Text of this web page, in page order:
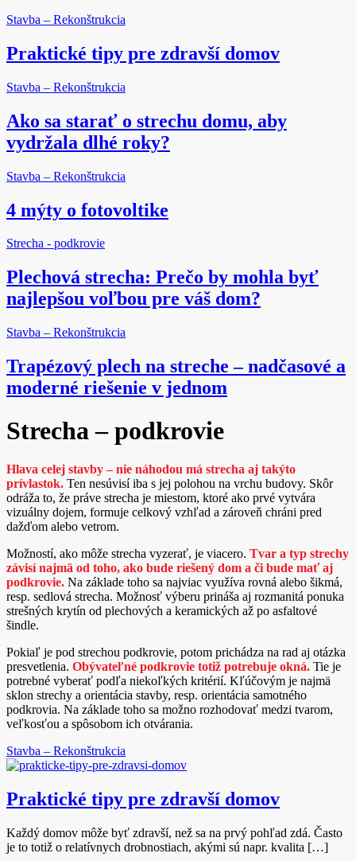
Stavba – Rekonštrukcia
Praktické tipy pre zdravší domov
Stavba – Rekonštrukcia
Ako sa starať o strechu domu, aby
vydržala dlhé roky?
Stavba – Rekonštrukcia
4 mýty o fotovoltike
Strecha - podkrovie
Plechová strecha: Prečo by mohla byť
najlepšou voľbou pre váš dom?
Stavba – Rekonštrukcia
Trapézový plech na streche – nadčasové a
moderné riešenie v jednom
Strecha – podkrovie
Hlava celej stavby – nie náhodou má strecha aj takýto
prívlastok. Ten nesúvisí iba s jej polohou na vrchu budovy. Skôr
odráža to, že práve strecha je miestom, ktoré ako prvé vytvára
vizuálny dojem, formuje celkový vzhľad a zároveň chráni pred
dažďom alebo vetrom.
Možností, ako môže strecha vyzerať, je viacero. Tvar a typ strechy
závisí najmä od toho, ako bude riešený dom a či bude mať aj
podkrovie. Na základe toho sa najviac využíva rovná alebo šikmá,
resp. sedlová strecha. Možnosť výberu prináša aj rozmanitá ponuka
strešných krytín od plechových a keramických až po asfaltové
šindle.
Pokiaľ je pod strechou podkrovie, potom prichádza na rad aj otázka
presvetlenia. Obývateľné podkrovie totiž potrebuje okná. Tie je
potrebné vyberať podľa niekoľkých kritérií. Kľúčovým je najmä
sklon strechy a orientácia stavby, resp. orientácia samotného
podkrovia. Na základe toho sa možno rozhodovať medzi tvarom,
veľkosťou a spôsobom ich otvárania.
Stavba – Rekonštrukcia
Praktické tipy pre zdravší domov
Každý domov môže byť zdravší, než sa na prvý pohľad zdá. Často
je to totiž o relatívnych drobnostiach, akými sú napr. kvalita […]